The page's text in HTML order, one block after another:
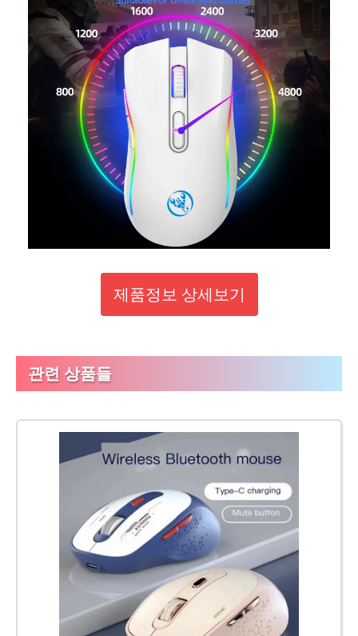
제품정보 상세보기
관련 상품들